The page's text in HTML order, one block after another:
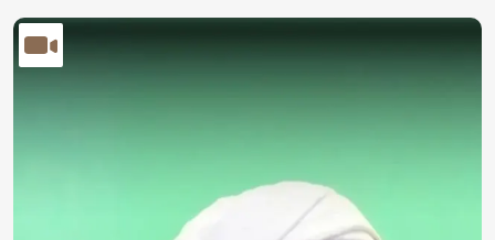
الصورة